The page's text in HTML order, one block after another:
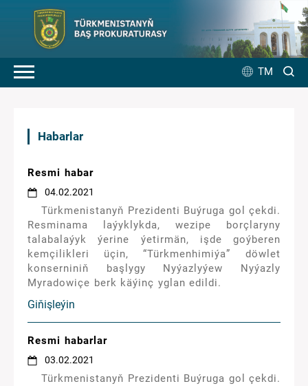
TM
Habarlar
Resmi habar
04.02.2021
Türkmenistanyň Prezidenti Buýruga gol çekdi.
Resminama laýyklykda, wezipe borçlaryny
talabalaýyk ýerine ýetirmän, işde goýberen
kemçilikleri üçin, “Türkmenhimiýa” döwlet
konserniniň başlygy Nyýazlyýew Nyýazly
Myradowiçe berk käýinç yglan edildi.
Giňişleýin
Resmi habarlar
03.02.2021
Türkmenistanyň Prezidenti Buýruga gol çekdi.